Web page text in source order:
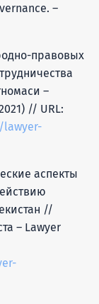
–
правовых
–
// URL:
аспекты
//
– Lawyer